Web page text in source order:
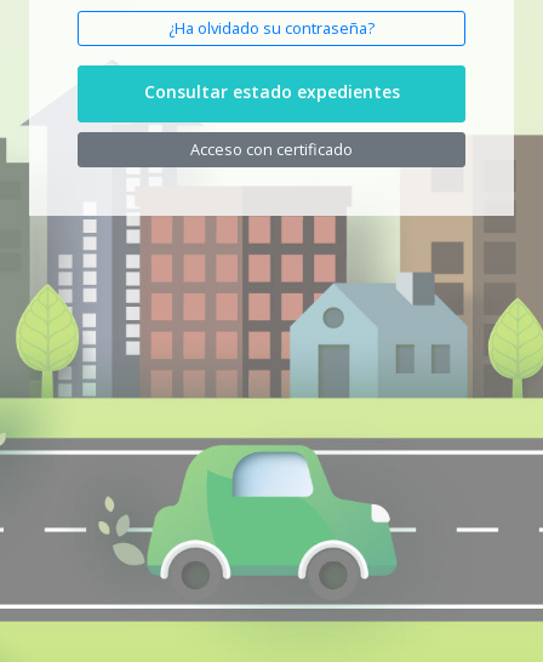
¿Ha olvidado su contraseña?
Consultar estado expedientes
Acceso con certificado